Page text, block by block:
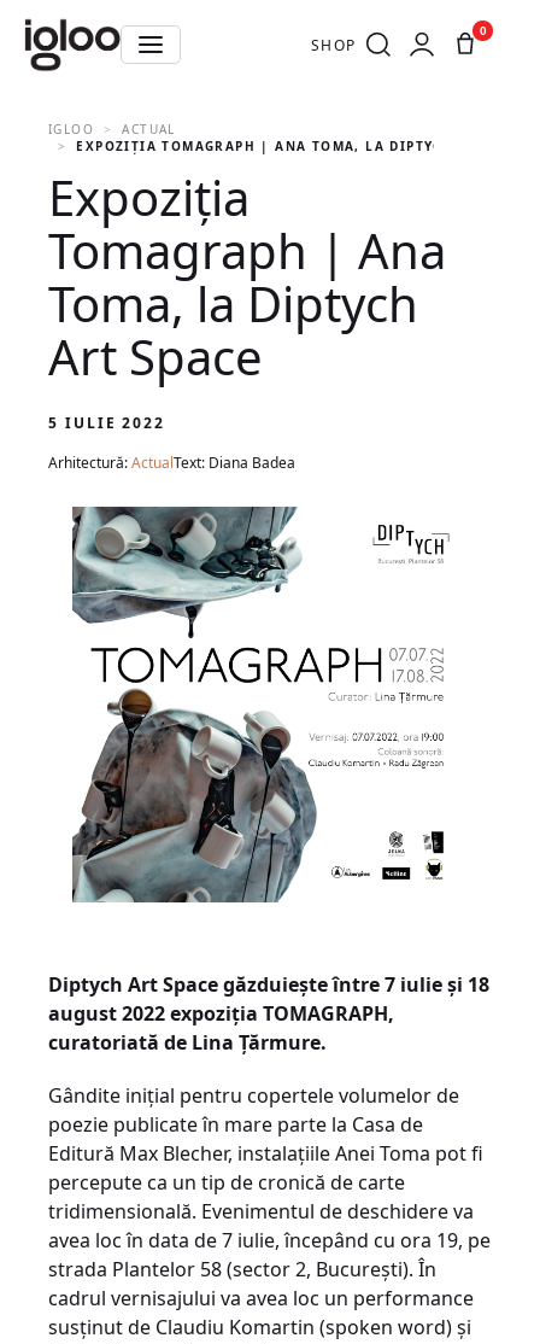
SHOP
0
IGLOO
ACTUAL
EXPOZIȚIA TOMAGRAPH | ANA TOMA, LA DIPTYCH ART SPACE
Expoziția
Tomagraph | Ana
Toma, la Diptych
Art Space
5 IULIE 2022
Arhitectură:ActualText: Diana Badea
Diptych Art Space găzduiește între 7 iulie și 18
august 2022 expoziția TOMAGRAPH,
curatoriată de Lina Țărmure.
Gândite inițial pentru copertele volumelor de
poezie publicate în mare parte la Casa de
Editură Max Blecher, instalațiile Anei Toma pot fi
percepute ca un tip de cronică de carte
tridimensională. Evenimentul de deschidere va
avea loc în data de 7 iulie, începând cu ora 19, pe
strada Plantelor 58 (sector 2, București). În
cadrul vernisajului va avea loc un performance
susținut de Claudiu Komartin (spoken word) și